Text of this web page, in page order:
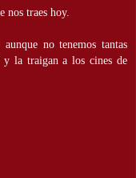
nos traes hoy.
no tenemos tantas
y la traigan a los cines de